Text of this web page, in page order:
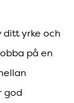
ditt yrke och
på en
god